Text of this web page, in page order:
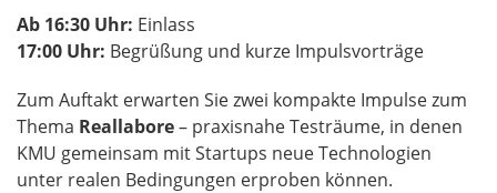
Ab 16:30 Uhr: Einlass
17:00 Uhr: Begrüßung und kurze Impulsvorträge
Zum Auftakt erwarten Sie zwei kompakte Impulse zum
Thema Reallabore– praxisnahe Testräume, in denen
KMU gemeinsam mit Startups neue Technologien
unter realen Bedingungen erproben können.